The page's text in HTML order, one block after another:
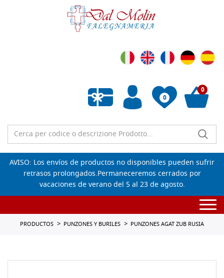
0
Lista de deseos vacía
0
AVISO: Los envíos de productos no disponibles pueden sufrir
retrasos prolongados.Permaneceremos cerrados por
vacaciones de verano del 5 al 23 de agosto.
PRODUCTOS PUNZONES Y BURILES PUNZONES AGAT ZUB RUSIA